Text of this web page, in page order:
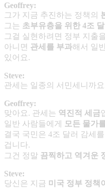
Geoffrey:
그가 지금 추진하는 정책의
그는 초부유층을 위한 4조
그걸 실현하려면 정부 지출
아니면 관세를 부과해서 일
있어요.
Steve:
관세는 일종의 서민세니까
Geoffrey:
맞아요. 관세는 역진적 세금
일반 사람들에게
모든 물가
결국 국민은 4조 달러 감세를
겁니다.
그건 정말 끔찍하고 역겨운
Steve:
당신은 지금 미국 정부 정책